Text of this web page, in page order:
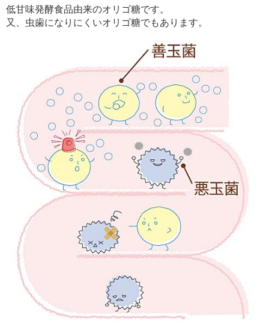
低甘味発酵食品由来のオリゴ糖です。
又、虫歯になりにくいオリゴ糖でもあります。